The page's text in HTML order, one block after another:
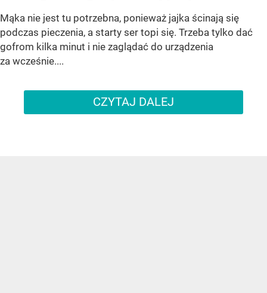
Mąka nie jest tu potrzebna, ponieważ jajka ścinają się
podczas pieczenia, a starty ser topi się. Trzeba tylko dać
gofrom kilka minut i nie zaglądać do urządzenia
za wcześnie....
CZYTAJ DALEJ